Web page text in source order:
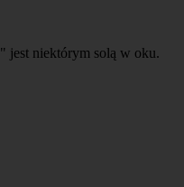
jest niektórym solą w oku.